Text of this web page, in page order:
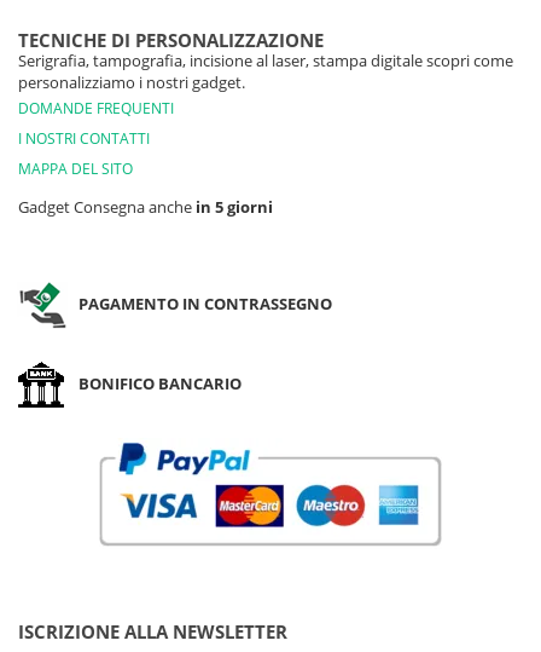
TECNICHE DI PERSONALIZZAZIONE
Serigrafia, tampografia, incisione al laser, stampa digitale scopri come
personalizziamo i nostri gadget.
DOMANDE FREQUENTI
I NOSTRI CONTATTI
MAPPA DEL SITO
Gadget Consegna anche in 5 giorni
PAGAMENTO IN CONTRASSEGNO
BONIFICO BANCARIO
ISCRIZIONE ALLA NEWSLETTER